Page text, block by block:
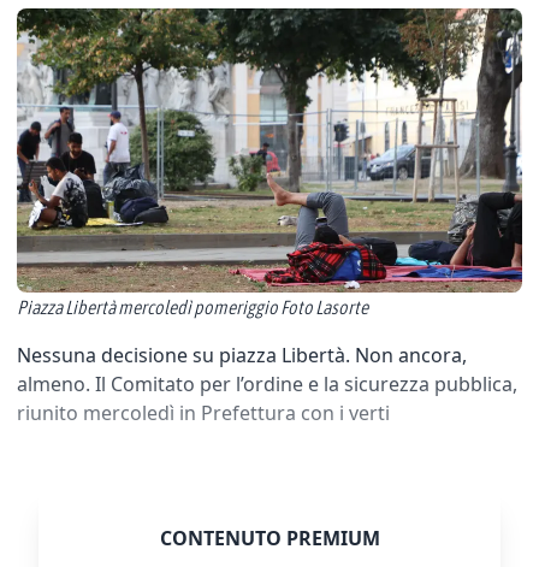
Piazza Libertà mercoledì pomeriggio Foto Lasorte
Nessuna decisione su piazza Libertà. Non ancora,
almeno. Il Comitato per l’ordine e la sicurezza pubblica,
riunito mercoledì in Prefettura con i verti
CONTENUTO PREMIUM